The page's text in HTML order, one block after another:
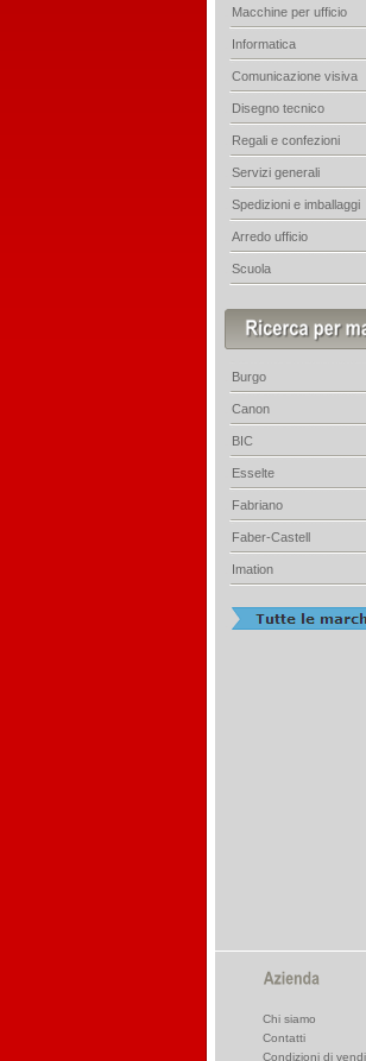
Macchine per ufficio
Informatica
Comunicazione visiva
Disegno tecnico
Regali e confezioni
Servizi generali
Spedizioni e imballaggi
Arredo ufficio
Scuola
Burgo
Canon
BIC
Esselte
Fabriano
Faber-Castell
Imation
Chi siamo
Contatti
Condizioni di